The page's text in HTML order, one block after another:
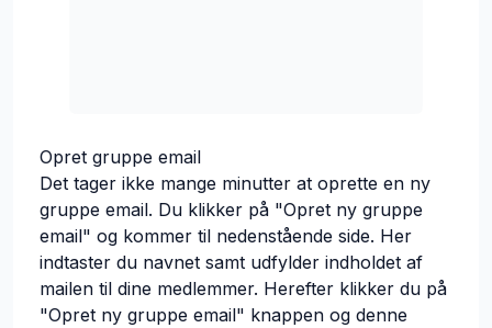
Opret gruppe email
Det tager ikke mange minutter at oprette en ny
gruppe email. Du klikker på "Opret ny gruppe
email" og kommer til nedenstående side. Her
indtaster du navnet samt udfylder indholdet af
mailen til dine medlemmer. Herefter klikker du på
"Opret ny gruppe email" knappen og denne